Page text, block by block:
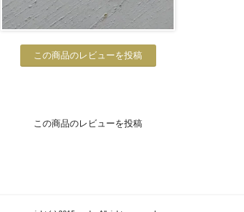
この商品のレビューを投稿
この商品のレビューを投稿